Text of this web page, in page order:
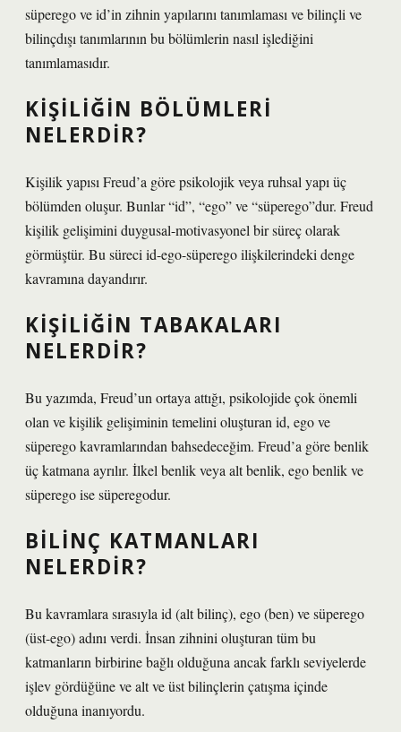
süperego ve id’in zihnin yapılarını tanımlaması ve bilinçli ve
bilinçdışı tanımlarının bu bölümlerin nasıl işlediğini
tanımlamasıdır.
KIŞILIĞIN BÖLÜMLERI
NELERDIR?
Kişilik yapısı Freud’a göre psikolojik veya ruhsal yapı üç
bölümden oluşur. Bunlar “id”, “ego” ve “süperego”dur. Freud
kişilik gelişimini duygusal-motivasyonel bir süreç olarak
görmüştür. Bu süreci id-ego-süperego ilişkilerindeki denge
kavramına dayandırır.
KIŞILIĞIN TABAKALARI
NELERDIR?
Bu yazımda, Freud’un ortaya attığı, psikolojide çok önemli
olan ve kişilik gelişiminin temelini oluşturan id, ego ve
süperego kavramlarından bahsedeceğim. Freud’a göre benlik
üç katmana ayrılır. İlkel benlik veya alt benlik, ego benlik ve
süperego ise süperegodur.
BILINÇ KATMANLARI
NELERDIR?
Bu kavramlara sırasıyla id (alt bilinç), ego (ben) ve süperego
(üst-ego) adını verdi. İnsan zihnini oluşturan tüm bu
katmanların birbirine bağlı olduğuna ancak farklı seviyelerde
işlev gördüğüne ve alt ve üst bilinçlerin çatışma içinde
olduğuna inanıyordu.